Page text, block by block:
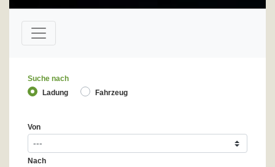
Suche nach
Ladung
Fahrzeug
Von
Nach